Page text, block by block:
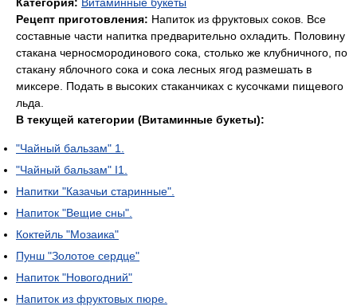
Рецепт приготовления: Напиток из фруктовых соков. Все
составные части напитка предварительно охладить. Половину
стакана черносмородинового сока, столько же клубничного, по
стакану яблочного сока и сока лесных ягод размешать в
миксере. Подать в высоких стаканчиках с кусочками пищевого
льда.
В текущей категории (Витаминные букеты):
"Чайный бальзам" 1.
"Чайный бальзам" I1.
Напитки "Казачьи старинные".
Напиток "Вещие сны".
Коктейль "Мозаика"
Пунш "Золотое сердце"
Напиток "Новогодний"
Напиток из фруктовых пюре.